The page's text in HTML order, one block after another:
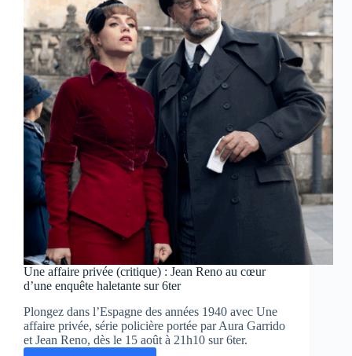
Une affaire privée (critique) : Jean Reno au cœur
d’une enquête haletante sur 6ter
Plongez dans l’Espagne des années 1940 avec Une
affaire privée, série policière portée par Aura Garrido
et Jean Reno, dès le 15 août à 21h10 sur 6ter.